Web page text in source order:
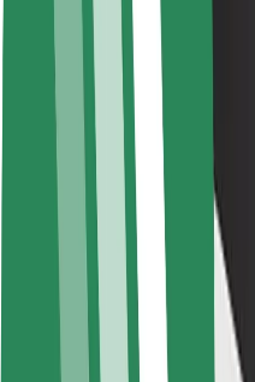
Xəbər otağı
Brend təlimatları
Missiya
İnvestorlarla əlaqələr
Rəhbərlik
Brend
Media
Urban Fondu
Təhlükəsizlik